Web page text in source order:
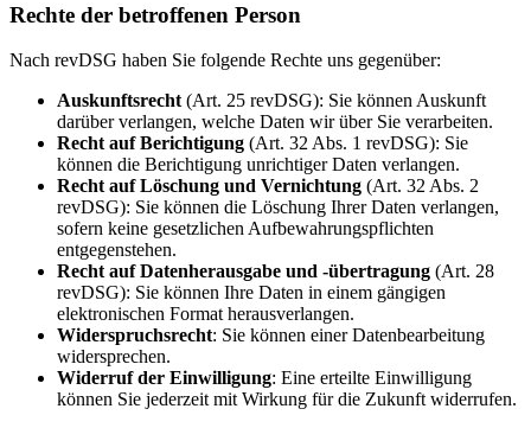
Rechte der betroffenen Person
Nach revDSG haben Sie folgende Rechte uns gegenüber:
Auskunftsrecht (Art. 25 revDSG): Sie können Auskunft
darüber verlangen, welche Daten wir über Sie verarbeiten.
Recht auf Berichtigung (Art. 32 Abs. 1 revDSG): Sie
können die Berichtigung unrichtiger Daten verlangen.
Recht auf Löschung und Vernichtung (Art. 32 Abs. 2
revDSG): Sie können die Löschung Ihrer Daten verlangen,
sofern keine gesetzlichen Aufbewahrungspflichten
entgegenstehen.
Recht auf Datenherausgabe und -übertragung (Art. 28
revDSG): Sie können Ihre Daten in einem gängigen
elektronischen Format herausverlangen.
Widerspruchsrecht: Sie können einer Datenbearbeitung
widersprechen.
Widerruf der Einwilligung: Eine erteilte Einwilligung
können Sie jederzeit mit Wirkung für die Zukunft widerrufen.